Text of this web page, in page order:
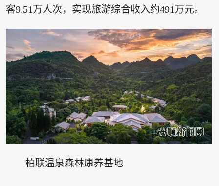
客9.51万人次，实现旅游综合收入约491万元。
柏联温泉森林康养基地